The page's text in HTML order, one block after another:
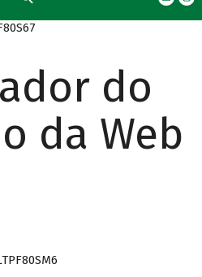
do
da Web